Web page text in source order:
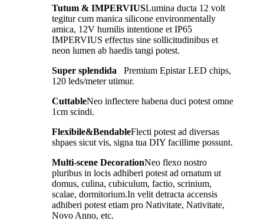
Tutum & IMPERVIUSLumina ducta 12 volt
tegitur cum manica silicone environmentally
amica, 12V humilis intentione et IP65
IMPERVIUS effectus sine sollicitudinibus et
neon lumen ab haedis tangi potest.
Super splendida
Premium Epistar LED chips,
120 leds/meter utimur.
CuttableNeo inflectere habena duci potest omne
1cm scindi.
Flexibile&BendableFlecti potest ad diversas
shpaes sicut vis, signa tua DIY facillime possunt.
Multi-scene DecorationNeo flexo nostro
pluribus in locis adhiberi potest ad ornatum ut
domus, culina, cubiculum, factio, scrinium,
scalae, dormitorium.In velit detracta accensis
adhiberi potest etiam pro Nativitate, Nativitate,
Novo Anno, etc.